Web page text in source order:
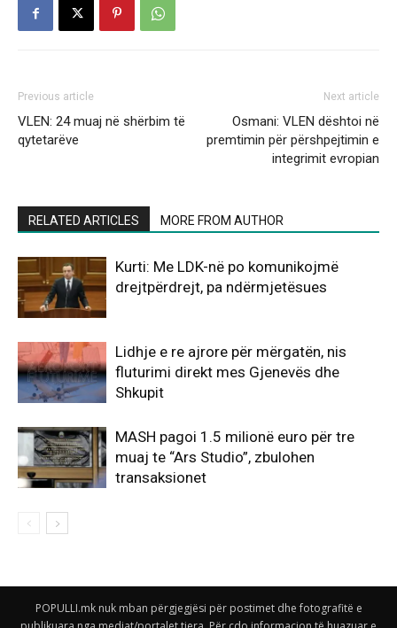
Previous article
VLEN: 24 muaj në shërbim të
qytetarëve
Next article
Osmani: VLEN dështoi në
premtimin për përshpejtimin e
integrimit evropian
RELATED ARTICLES MORE FROM AUTHOR
Kurti: Me LDK-në po komunikojmë
drejtpërdrejt, pa ndërmjetësues
Lidhje e re ajrore për mërgatën, nis
fluturimi direkt mes Gjenevës dhe
Shkupit
MASH pagoi 1.5 milionë euro për tre
muaj te “Ars Studio”, zbulohen
transaksionet
POPULLI.mk nuk mban përgjegjësi për postimet dhe fotografitë e